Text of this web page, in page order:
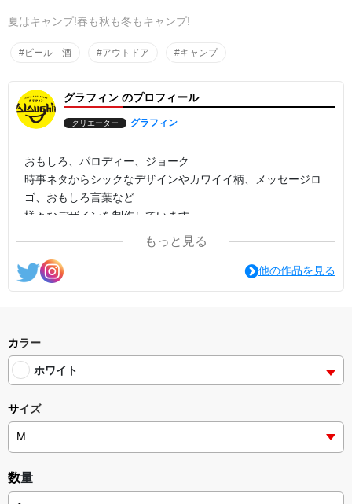
夏はキャンプ!春も秋も冬もキャンプ!
#ビール 酒 #アウトドア #キャンプ
グラフィン のプロフィール
クリエーター グラフィン
おもしろ、パロディー、ジョーク
時事ネタからシックなデザインやカワイイ柄、メッセージロ
ゴ、おもしろ言葉など
様々なデザインを制作しています。
もっと見る
他の作品を見る
カラー
ホワイト
サイズ
数量